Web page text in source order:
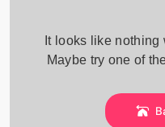
It looks like
Maybe try one of